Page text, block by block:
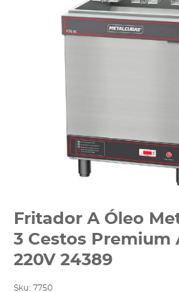
Fritador A Óleo
3 Cestos Premium
220V 24389
Sku: 7750